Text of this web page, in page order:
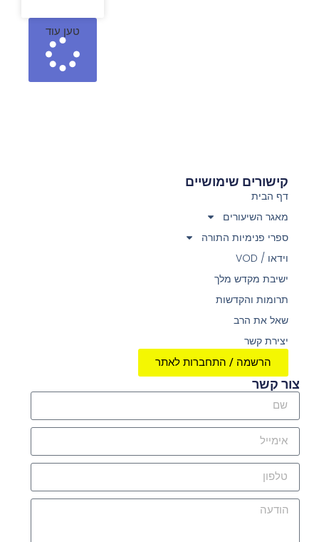
טען עוד
קישורים שימושיים
דף הבית
מאגר השיעורים
ספרי פנימיות התורה
וידאו / VOD
ישיבת מקדש מלך
תרומות והקדשות
שאל את הרב
יצירת קשר
הרשמה / התחברות לאתר
צור קשר